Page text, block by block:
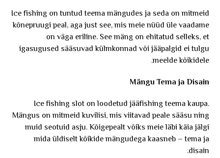
Ice fishing on tuntud teema mängudes ja seda on mitmeid
kõnepruugi peal, aga just see, mis meie nüüd üle vaadame
on väga eriline. See mäng on ehitatud selleks, et
igasugused sääsuvad külmkonnad või jääpalgid ei tulgu
meelde kõikidele.
Mängu Tema ja Disain
Ice fishing slot on loodetud jääfishing teema kaupa.
Mängus on mitmeid kuvilisi, mis viitavad peale sääsu ning
muid seotuid asju. Kõigepealt võiks meie läbi käia jälgi
mida üldiselt kõikide mängudega kaasneb – tema ja
disain.